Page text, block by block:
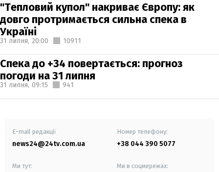
"Тепловий купол" накриває Європу: як
довго протримається сильна спека в
Україні
31 липня, 20:00 10911
Спека до +34 повертається: прогноз
погоди на 31 липня
31 липня, 09:15 941
E-mail редакції
news24@24tv.com.ua
Номер телефону:
+38 044 390 5077
Ми тут: Ми в соцмережах: